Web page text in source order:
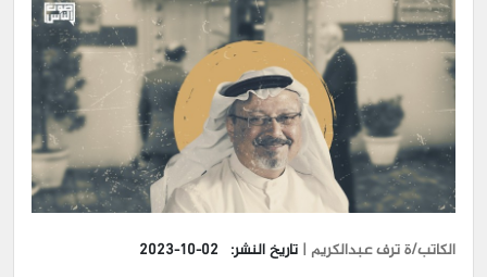
الكاتب/ة ترف عبدالكريم | تاريخ النشر: 2023-10-02